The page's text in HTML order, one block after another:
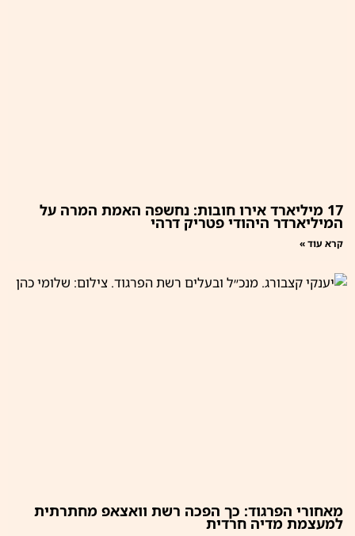
17 מיליארד אירו חובות: נחשפה האמת המרה על
המיליארדר היהודי פטריק דרהי
קרא עוד »
מאחורי הפרגוד: כך הפכה רשת וואצאפ מחתרתית
למעצמת מדיה חרדית